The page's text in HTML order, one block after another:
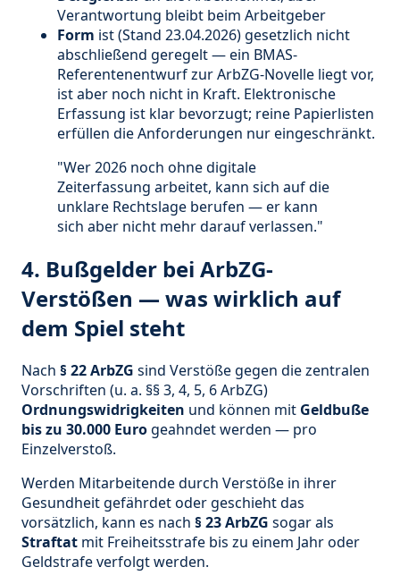
Verantwortung bleibt beim Arbeitgeber
Form ist (Stand 23.04.2026) gesetzlich nicht
abschließend geregelt — ein BMAS-
Referentenentwurf zur ArbZG-Novelle liegt vor,
ist aber noch nicht in Kraft. Elektronische
Erfassung ist klar bevorzugt; reine Papierlisten
erfüllen die Anforderungen nur eingeschränkt.
"Wer 2026 noch ohne digitale
Zeiterfassung arbeitet, kann sich auf die
unklare Rechtslage berufen — er kann
sich aber nicht mehr darauf verlassen."
4. Bußgelder bei ArbZG-
Verstößen — was wirklich auf
dem Spiel steht
Nach § 22 ArbZG sind Verstöße gegen die zentralen
Vorschriften (u. a. §§ 3, 4, 5, 6 ArbZG)
Ordnungswidrigkeiten und können mit Geldbuße
bis zu 30.000 Eurogeahndet werden — pro
Einzelverstoß.
Werden Mitarbeitende durch Verstöße in ihrer
Gesundheit gefährdet oder geschieht das
vorsätzlich, kann es nach § 23 ArbZG sogar als
Straftat mit Freiheitsstrafe bis zu einem Jahr oder
Geldstrafe verfolgt werden.